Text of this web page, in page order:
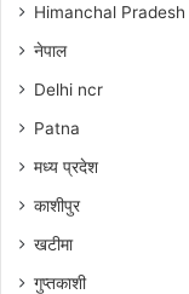
Himanchal Pradesh
नेपाल
Delhi ncr
Patna
मध्य प्रदेश
काशीपुर
खटीमा
गुप्तकाशी